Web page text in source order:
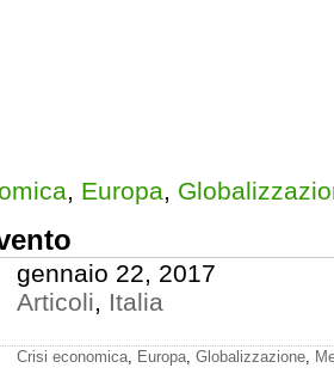
, Europa,
gennaio 22, 2017
Articoli, Italia
Crisi economica Europa Globalizzazione